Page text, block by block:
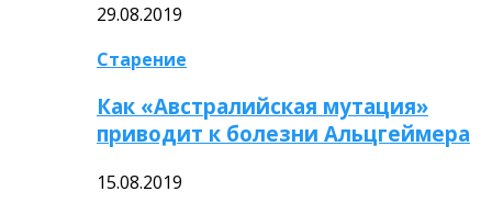
29.08.2019
Старение
Как «Австралийская мутация»
приводит к болезни Альцгеймера
15.08.2019